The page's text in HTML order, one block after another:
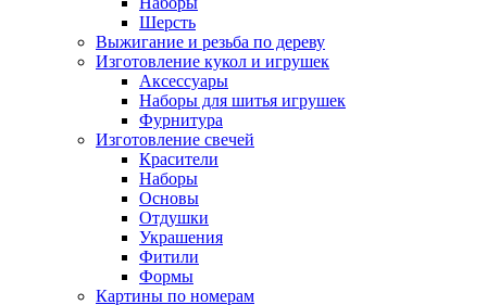
Шерсть
Выжигание и резьба по дереву
Изготовление кукол и игрушек
Аксессуары
Наборы для шитья игрушек
Фурнитура
Изготовление свечей
Красители
Наборы
Основы
Отдушки
Украшения
Фитили
Формы
Картины по номерам